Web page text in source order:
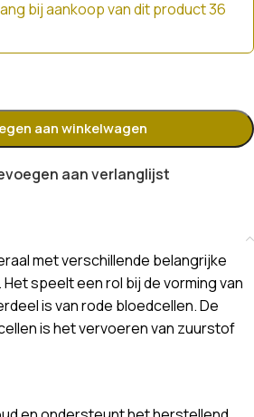
bij aankoop van dit product 36
aan winkelwagen
aan verlanglijst
met verschillende belangrijke
speelt een rol bij de vorming van
is van rode bloedcellen. De
is het vervoeren van zuurstof